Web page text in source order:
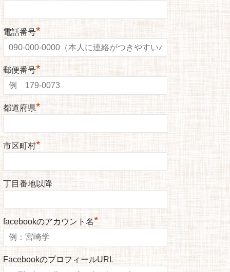
電話番号*
郵便番号*
都道府県*
市区町村*
丁目番地以降
facebookのアカウント名*
FacebookのプロフィールURL